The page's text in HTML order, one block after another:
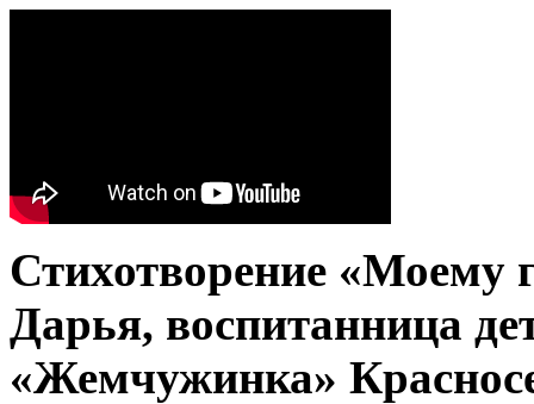
Стихотворение «Моему
Дарья, воспитанница
«Жемчужинка»